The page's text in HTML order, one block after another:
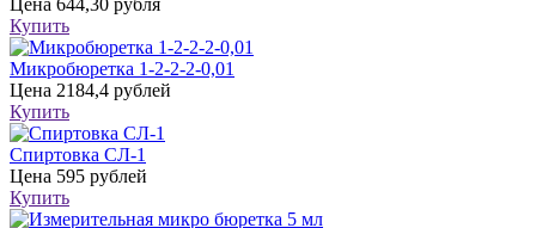
Купить
Микробюретка 1-2-2-2-0,01
Цена 2184,4 рублей
Купить
Спиртовка СЛ-1
Цена 595 рублей
Купить